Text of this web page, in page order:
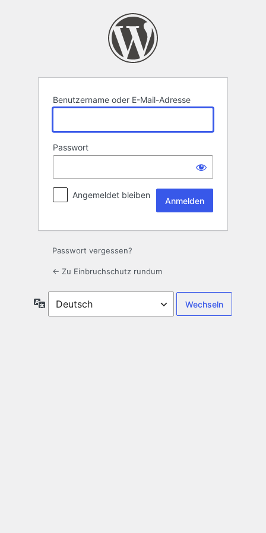
Benutzername oder E-Mail-Adresse
Passwort
Angemeldet bleiben
Passwort vergessen?
← Zu Einbruchschutz rundum
Sprache